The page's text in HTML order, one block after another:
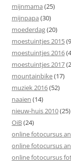
mijnmama (25)
mijnpapa (30)
moederdag(20)
moestuintjes 2015
moestuintjes 2016
moestuintjes 2017
mountainbike(17)
muziek 2016(52)
naaien (14)
nieuw-huis 2010(25)
OiB(24)
online fotocursus
online fotocursus
online fotocursus